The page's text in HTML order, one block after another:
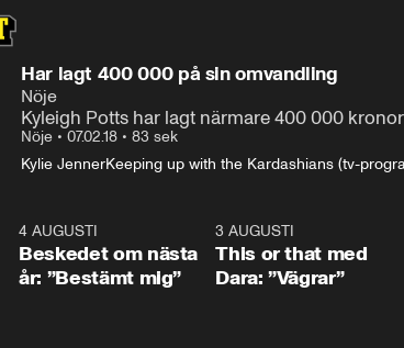
Har lagt 400 000 på sin omvandling
Nöje
Kyleigh Potts har lagt närmare 400 000
Nöje • 07.02.18 • 83 sek
Kylie JennerKeeping up with the Kardashians (tv-
1:04
0:24
4 AUGUSTI
Beskedet om nästa
år: ”Bestämt mig”
3 AUGUSTI
This or that med
Dara: ”Vägrar”